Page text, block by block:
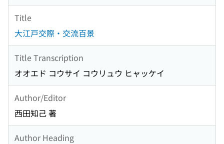
Title
大江戸交際・交流百景
Title Transcription
オオエド コウサイ コウリュウ ヒャッケイ
Author/Editor
西田知己 著
Author Heading